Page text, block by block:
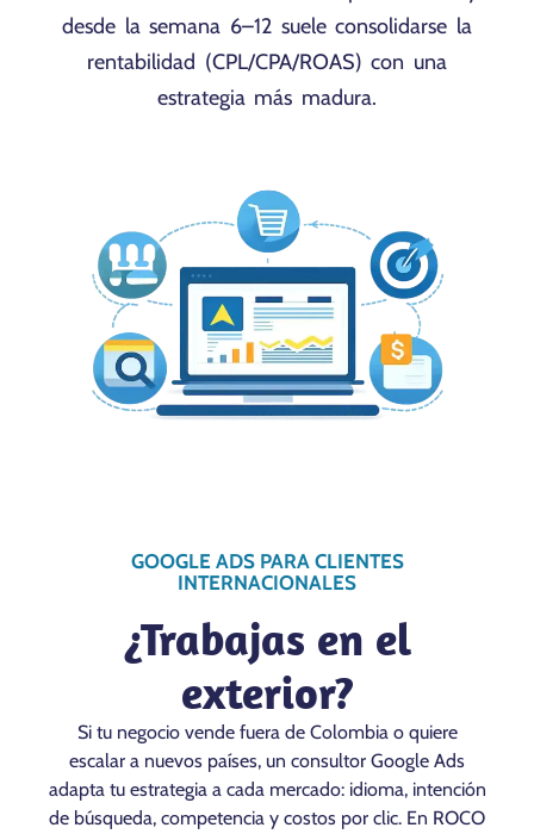
desde la semana 6–12 suele consolidarse la
rentabilidad (CPL/CPA/ROAS) con una
estrategia más madura.
GOOGLE ADS PARA CLIENTES
INTERNACIONALES
¿Trabajas en el
exterior?
Si tu negocio vende fuera de Colombia o quiere
escalar a nuevos países, un consultor Google Ads
adapta tu estrategia a cada mercado: idioma, intención
de búsqueda, competencia y costos por clic. En ROCO